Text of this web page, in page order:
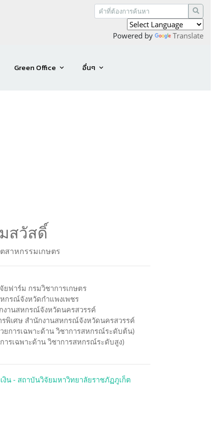
Powered by Translate
Green Office อื่นๆ
สวัสดิ์
สาหกรรมเกษตร
ยฟาร์ม กรมวิชาการเกษตร
กรณ์จังหวัดกำแพงเพชร
งานสหกรณ์จังหวัดนครสวรรค์
พิเศษ สำนักงานสหกรณ์จังหวัดนครสวรรค์
การเฉพาะด้าน วิชาการสหกรณ์ระดับต้น)
รเฉพาะด้าน วิชาการสหกรณ์ระดับสูง)